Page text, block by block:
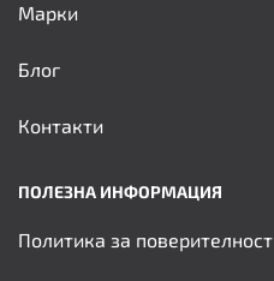
Марки
Блог
Контакти
ПОЛЕЗНА ИНФОРМАЦИЯ
Политика за поверителност